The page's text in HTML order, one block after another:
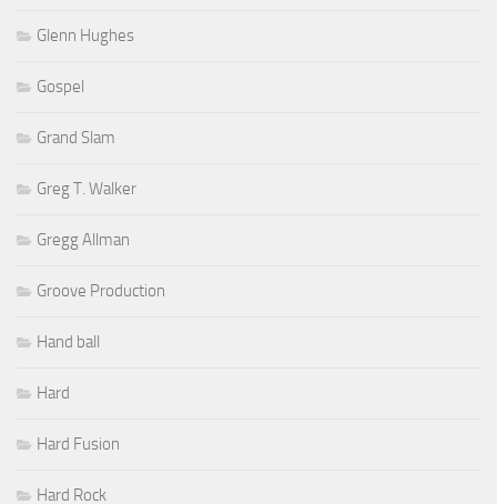
Glenn Hughes
Gospel
Grand Slam
Greg T. Walker
Gregg Allman
Groove Production
Hand ball
Hard
Hard Fusion
Hard Rock